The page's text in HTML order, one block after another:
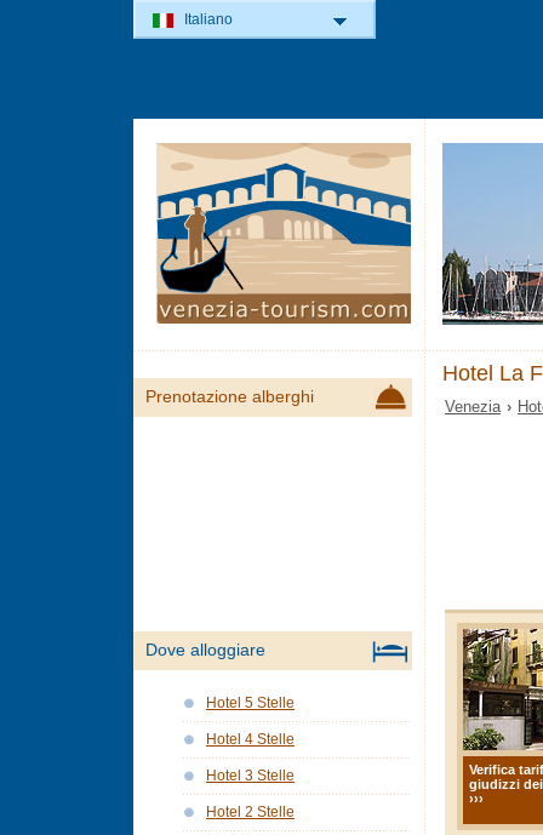
Hotel La
Venezia ›
Verifica
giudizzi
›››
Prenotazione alberghi
Dove alloggiare
Hotel 5 Stelle
Hotel 4 Stelle
Hotel 3 Stelle
Hotel 2 Stelle
Italiano